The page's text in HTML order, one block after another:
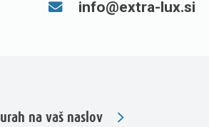
info@extra-lux.si
na vaš naslov